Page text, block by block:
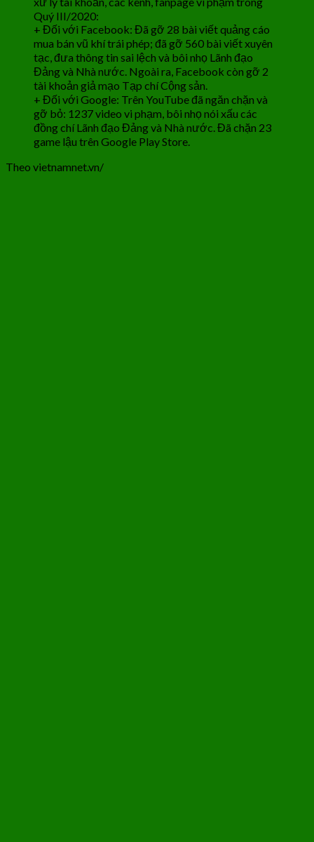
Quý III/2020:
+ Đối với Facebook: Đã gỡ 28 bài viết quảng cáo
mua bán vũ khí trái phép; đã gỡ 560 bài viết xuyên
tạc, đưa thông tin sai lệch và bôi nhọ Lãnh đạo
Đảng và Nhà nước. Ngoài ra, Facebook còn gỡ 2
tài khoản giả mạo Tạp chí Cộng sản.
+ Đối với Google: Trên YouTube đã ngăn chặn và
gỡ bỏ: 1237 video vi phạm, bôi nhọ nói xấu các
đồng chí Lãnh đạo Đảng và Nhà nước. Đã chặn 23
game lậu trên Google Play Store.
Theo vietnamnet.vn/